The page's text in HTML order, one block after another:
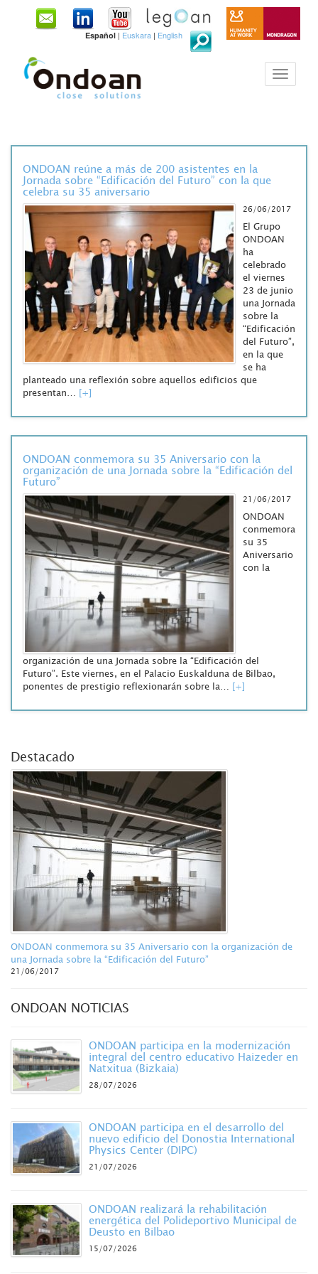
Español | Euskara | English
ONDOAN reúne a más de 200 asistentes en la
Jornada sobre “Edificación del Futuro” con la que
celebra su 35 aniversario
26/06/2017
El Grupo
ONDOAN
ha
celebrado
el viernes
23 de junio
una Jornada
sobre la
“Edificación
del Futuro”,
en la que
se ha
planteado una reflexión sobre aquellos edificios que
presentan… [+]
ONDOAN conmemora su 35 Aniversario con la
organización de una Jornada sobre la “Edificación del
Futuro”
21/06/2017
ONDOAN
conmemora
su 35
Aniversario
con la
organización de una Jornada sobre la “Edificación del
Futuro”. Este viernes, en el Palacio Euskalduna de Bilbao,
ponentes de prestigio reflexionarán sobre la… [+]
Destacado
ONDOAN conmemora su 35 Aniversario con la organización de
una Jornada sobre la “Edificación del Futuro”
21/06/2017
ONDOAN NOTICIAS
ONDOAN participa en la modernización
integral del centro educativo Haizeder en
Natxitua (Bizkaia)
28/07/2026
ONDOAN participa en el desarrollo del
nuevo edificio del Donostia International
Physics Center (DIPC)
21/07/2026
ONDOAN realizará la rehabilitación
energética del Polideportivo Municipal de
Deusto en Bilbao
15/07/2026